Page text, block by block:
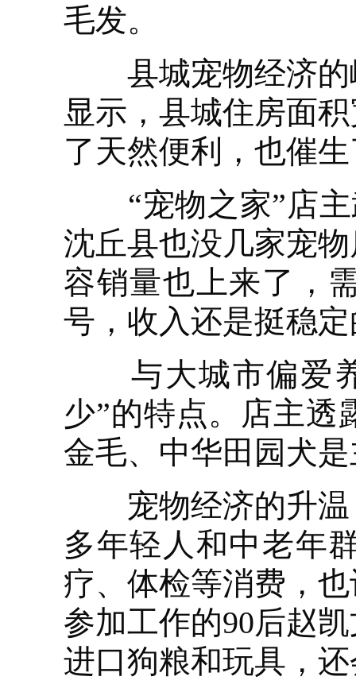
毛发。
县城宠物经济的
显示，县城住房面
了天然便利，也催
“宠物之家”店主
沈丘县也没几家宠
容销量也上来了，
号，收入还是挺稳定
与大城市偏爱养
少”的特点。店主透
金毛、中华田园犬
宠物经济的升温
多年轻人和中老年
疗、体检等消费，
参加工作的90后赵
进口狗粮和玩具，